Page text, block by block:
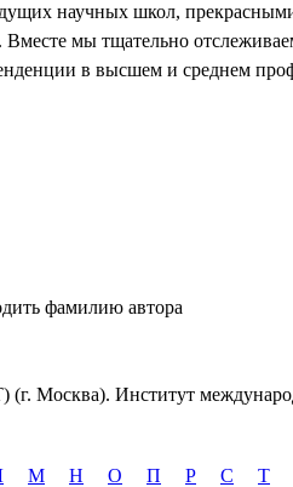
научных школ,
мы тщательно
в высшем и среднем
фамилию автора
Москва). Институт
М Н О П Р С Т